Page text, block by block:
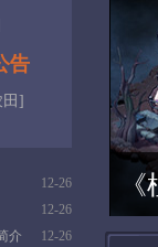
告
]
12-26
12-26
12-26
介